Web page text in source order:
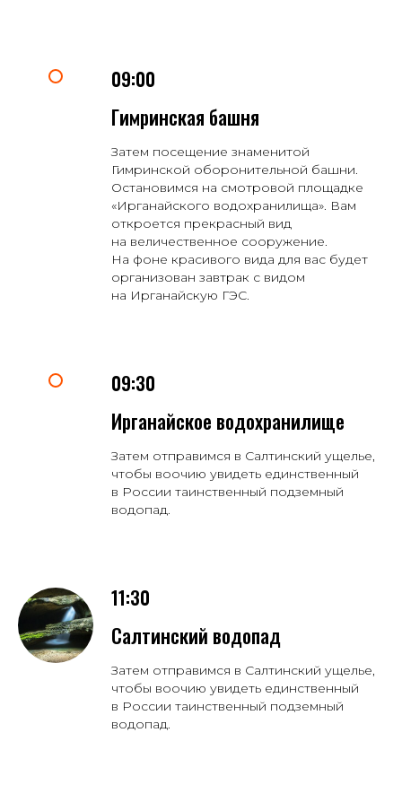
09:00
Гимринская башня
Затем посещение знаменитой
Гимринской оборонительной башни.
Остановимся на смотровой площадке
«Ирганайского водохранилища». Вам
откроется прекрасный вид
на величественное сооружение.
На фоне красивого вида для вас будет
организован завтрак с видом
на Ирганайскую ГЭС.
09:30
Ирганайское водохранилище
Затем отправимся в Салтинский ущелье,
чтобы воочию увидеть единственный
в России таинственный подземный
водопад.
11:30
Салтинский водопад
Затем отправимся в Салтинский ущелье,
чтобы воочию увидеть единственный
в России таинственный подземный
водопад.